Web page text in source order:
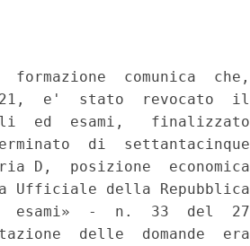
formazione  comunica  che,
e'  stato  revocato  il
ed  esami,   finalizzato
di  settantacinque
D,  posizione  economica
Ufficiale della Repubblica
esami»  -  n.  33  del  27
delle  domande  era